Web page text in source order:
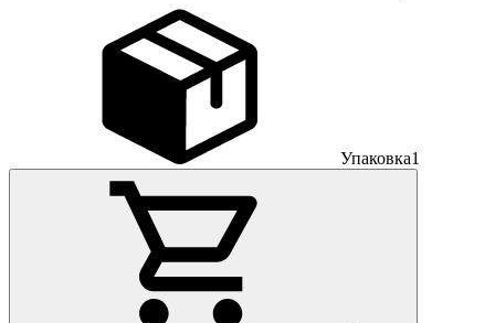
Упаковка1